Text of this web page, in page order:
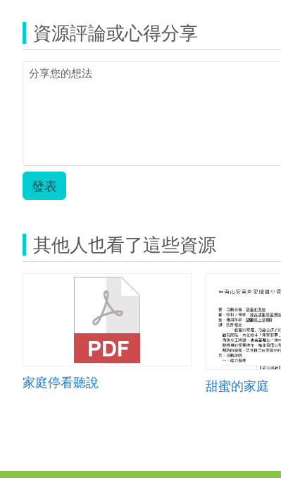
設
計.pdf
資源評論或心得分享
發表
其他人也看了這些資源
家庭停看聽說 甜蜜的家庭